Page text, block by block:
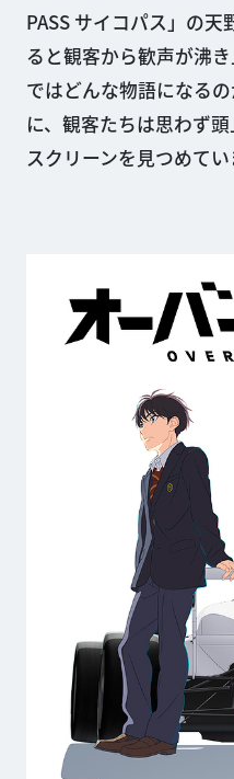
PASS サイコパス」の
ると観客から歓声が沸
ではどんな物語になる
に、観客たちは思わず
スクリーンを見つめてい